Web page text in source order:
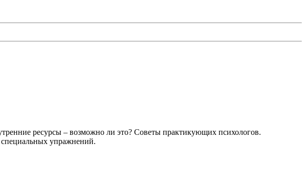
ресурсы – возможно ли это? Советы практикующих психологов.
упражнений.